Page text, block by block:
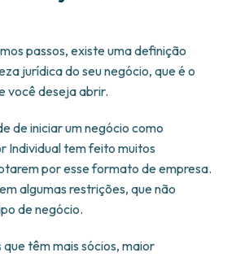
passos, existe uma definição
jurídica do seu negócio, que é o
você deseja abrir.
de iniciar um negócio como
Individual tem feito muitos
por esse formato de empresa.
algumas restrições, que não
de negócio.
que têm mais sócios, maior